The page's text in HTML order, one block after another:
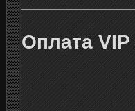
Оплата VIP